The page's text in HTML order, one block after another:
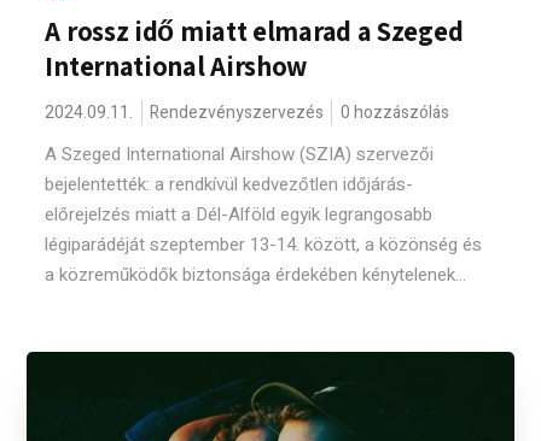
A rossz idő miatt elmarad a Szeged
International Airshow
2024.09.11. Rendezvényszervezés 0 hozzászólás
A Szeged International Airshow (SZIA) szervezői
bejelentették: a rendkívül kedvezőtlen időjárás-
előrejelzés miatt a Dél-Alföld egyik legrangosabb
légiparádéját szeptember 13-14. között, a közönség és
a közreműködők biztonsága érdekében kénytelenek...